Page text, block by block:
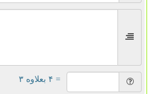
= ۴ بعلاوه ۳